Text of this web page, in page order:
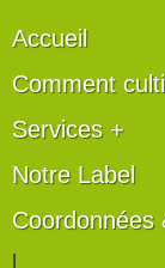
Accueil
Comment
Services +
Notre Label
Coordonnées